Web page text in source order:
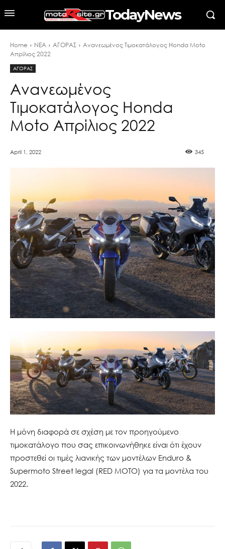
TodayNews
Home ΝΕΑ ΑΓΟΡΑΣ
Ανανεωμένος Τιμοκατάλογος Honda Moto
Απρίλιος 2022
ΑΓΟΡΑΣ
Ανανεωμένος
Τιμοκατάλογος Honda
Moto Απρίλιος 2022
April 1, 2022 345
Η μόνη διαφορά σε σχέση με τον προηγούμενο
τιμοκατάλογο που σας επικοινωνήθηκε είναι ότι έχουν
προστεθεί οι τιμές λιανικής των μοντέλων Enduro &
Supermoto Street legal (RED MOTO) για τα μοντέλα του
2022.